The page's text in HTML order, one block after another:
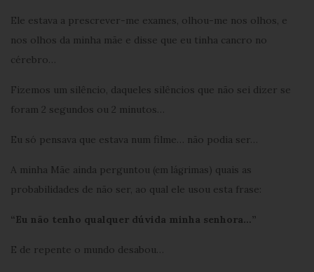
Ele estava a prescrever-me exames, olhou-me nos olhos, e
nos olhos da minha mãe e disse que eu tinha cancro no
cérebro…
Fizemos um silêncio, daqueles silêncios que não sei dizer se
foram 2 segundos ou 2 minutos…
Eu só pensava que estava num filme… não podia ser…
A minha Mãe ainda perguntou (em lágrimas) quais as
probabilidades de não ser, ao qual ele usou esta frase:
“Eu não tenho qualquer dúvida minha senhora…”
E de repente o mundo desabou…